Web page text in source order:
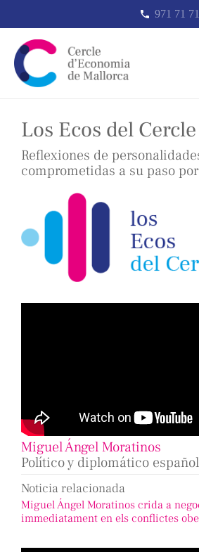
phone 971 71
Los Ecos del Cercle
Reflexiones de
comprometidas a su paso
Miguel Ángel Moratinos
Político y diplomático español
Noticia relacionada
Miguel Ángel Moratinos crida a
immediatament en els conflictes